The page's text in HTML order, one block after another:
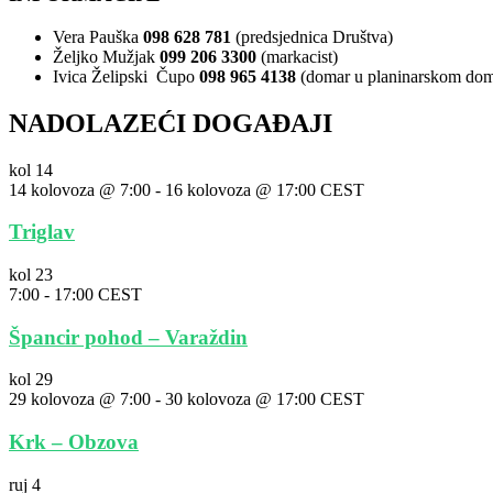
Vera Pauška 098 628 781 (predsjednica Društva)
Željko Mužjak 099 206 3300 (markacist)
Ivica Želipski Čupo 098 965 4138 (domar u planinarskom
NADOLAZEĆI DOGAĐAJI
kol 14
14 kolovoza @ 7:00 - 16 kolovoza @ 17:00 CEST
Triglav
kol 23
7:00 - 17:00 CEST
Špancir pohod – Varaždin
kol 29
29 kolovoza @ 7:00 - 30 kolovoza @ 17:00 CEST
Krk – Obzova
ruj 4